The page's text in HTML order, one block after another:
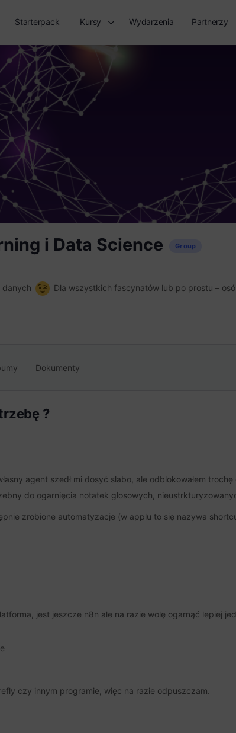
Starterpack Kursy Wydarzenia Partnerzy
i Data Science Group
danych Dla wszystkich fascynatów lub po prostu –
Dokumenty
?
agent szedł mi dosyć słabo, ale odblokowałem
do ogarnięcia notatek głosowych,
zrobione automatyzacje (w applu to się nazywa
jest jeszcze n8n ale na razie wolę ogarnąć lepiej
czy innym programie, więc na razie odpuszczam.